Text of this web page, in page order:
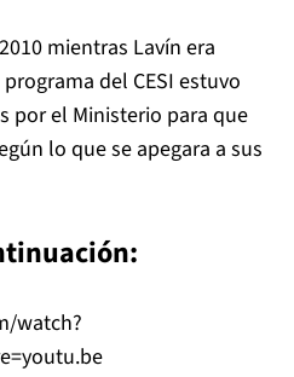
mientras Lavín era
del CESI estuvo
por el Ministerio para que
lo que se apegara a sus
watch?